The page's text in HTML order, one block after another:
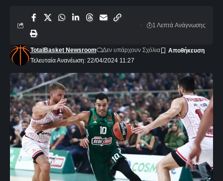
Τελευταία Ανανέωση: 22/04/2024 11:27
TotalBasket Newsroom Δεν υπάρχουν Σχόλια
1 Λεπτά Aνάγνωσης